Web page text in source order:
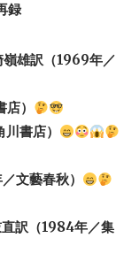
録
雄訳（1969年／
）
書店）
文藝春秋）
訳（1984年／集